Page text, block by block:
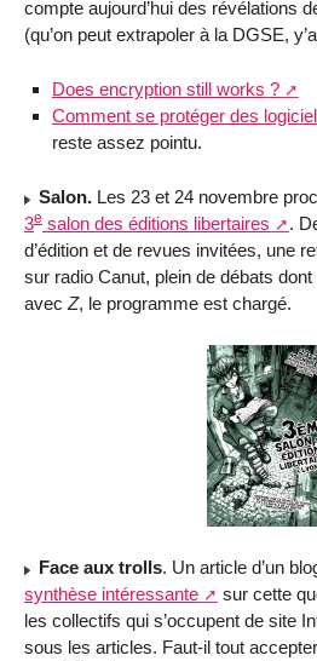
compte aujourd’hui des révélations
(qu’on peut extrapoler à la DGSE,
Does encryption still works ?
Comment se protéger des
reste assez pointu.
Salon. Les 23 et 24 novembre
3e salon des éditions libertaires
.
d’édition et de revues invitées, une
sur radio Canut, plein de débats
avec Z, le programme est chargé.
Face aux trolls. Un article d’un
synthèse intéressante
sur cette
les collectifs qui s’occupent de site
sous les articles. Faut-il tout